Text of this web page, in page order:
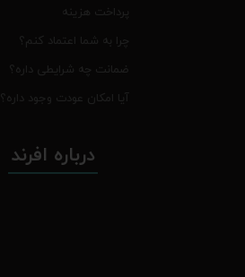
پرداخت هزینه
چرا به شما اعتماد کنم؟
ضمانت چه شرایطی داره؟
آیا امکان عودت وجود داره؟
درباره افرند